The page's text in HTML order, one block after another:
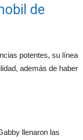
de
potentes, su línea
además de haber
llenaron las